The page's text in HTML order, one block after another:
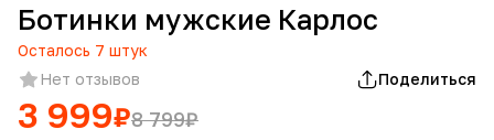
Ботинки мужские Карлос
Осталось 7 штук
Нет отзывов
Поделиться
3 999₽8 799₽